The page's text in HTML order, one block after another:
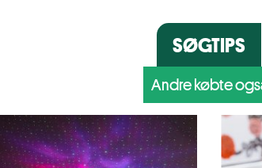
SØGTIPS
Andre købte